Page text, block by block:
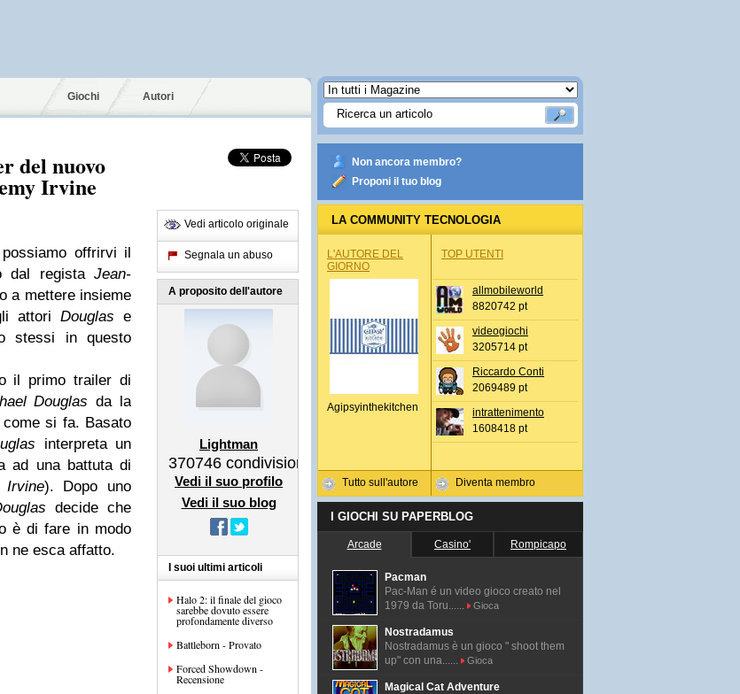
Giochi Autori
del nuovo
Irvine
offrirvi il
dal registaJean-
a mettere insieme
attoriDouglas e
stessi in questo
il primo trailer di
Douglas da la
si fa. Basato
interpreta un
ad una battuta di
Irvine). Dopo uno
decide che
è di fare in modo
ne esca affatto.
Vedi articolo originale
Segnala un abuso
A proposito dell'autore
Lightman
370746 condivisioni
Vedi il suo profilo
Vedi il suo blog
I suoi ultimi articoli
Halo 2: il finale del gioco
sarebbe dovuto essere
profondamente diverso
Battleborn - Provato
Forced Showdown -
Recensione
Non ancora membro?
Proponi il tuo blog
LA COMMUNITY TECNOLOGIA
L'AUTORE DEL
GIORNO
Agipsyinthekitchen
Tutto sull'autore
TOP UTENTI
allmobileworld
8820742 pt
videogiochi
3205714 pt
Riccardo Conti
2069489 pt
intrattenimento
1608418 pt
Diventa membro
I GIOCHI SU PAPERBLOG
Arcade Casino' Rompicapo
Pacman
Pac-Man é un video gioco creato nel
1979 da Toru......
Gioca
Nostradamus
Nostradamus è un gioco " shoot them
up" con una......
Gioca
Magical Cat Adventure